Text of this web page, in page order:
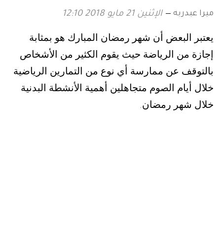
ميرا عبدربه الإثنين 21 مايو 2018 12:10
يعتبر البعض أن شهر رمضان المبارك هو بمثابة
إجازة من الرياضة حيث يقوم الكثير من الأشخاص
بالتوقف عن ممارسة أي نوع من التمارين الرياضية
خلال أيام الصوم متجاهلين أهمية الأنشطة البدنية
خلال شهر رمضان.